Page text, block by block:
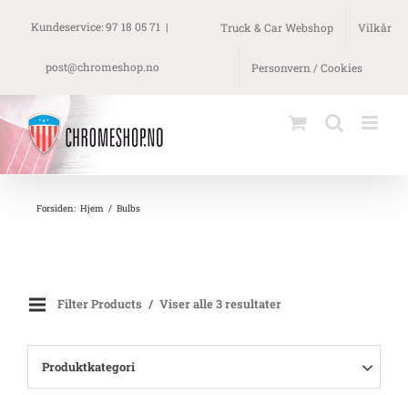
Kundeservice: 97 18 05 71 |
post@chromeshop.no
Truck & Car Webshop Vilkår
Personvern / Cookies
Forsiden: Hjem / Bulbs
Filter Products Viser alle 3 resultater
Produktkategori